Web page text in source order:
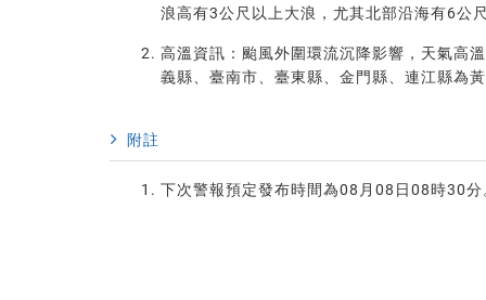
浪高有3公尺以上大浪，尤其北部沿海有6公
高溫資訊：颱風外圍環流沉降影響，天氣高
義縣、臺南市、臺東縣、金門縣、連江縣為
附註
下次警報預定發布時間為08月08日08時30分